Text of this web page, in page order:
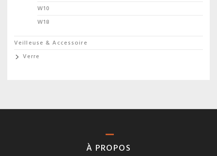
W10
W18
Veilleuse & Accessoire
Verre
À PROPOS